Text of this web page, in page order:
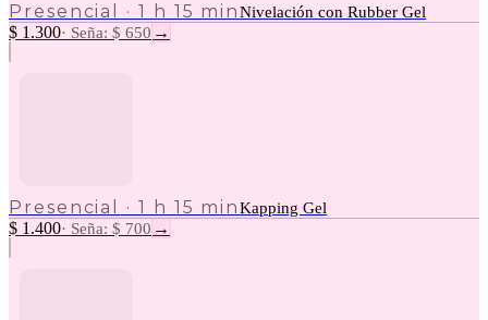
Presencial · 1 h 15 minNivelación con Rubber Gel
$ 1.300· Seña: $ 650 →
Presencial · 1 h 15 minKapping Gel
$ 1.400· Seña: $ 700 →